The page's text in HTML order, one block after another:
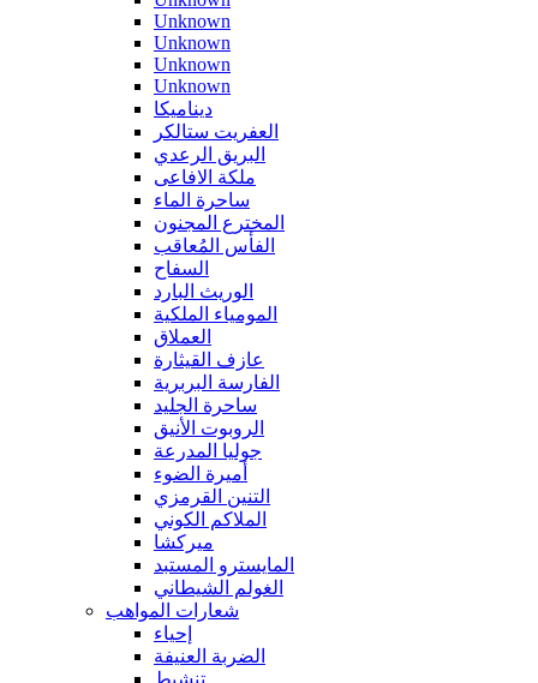
Unknown
Unknown
Unknown
Unknown
ديناميكا
العفريت ستالكر
البريق الرعدي
ملكة الافاعى
ساحرة الماء
المخترع المجنون
الفأس المُعاقب
السفاح
الوريث البارد
المومياء الملكية
العملاق
عازف القيثارة
الفارسة البربرية
ساحرة الجليد
الروبوت الأنيق
جوليا المدرعة
أميرة الضوء
التنين القرمزي
الملاكم الكوني
ميركشا
المايسترو المستبد
الغولم الشيطاني
شعارات المواهب
إحياء
الضربة العنيفة